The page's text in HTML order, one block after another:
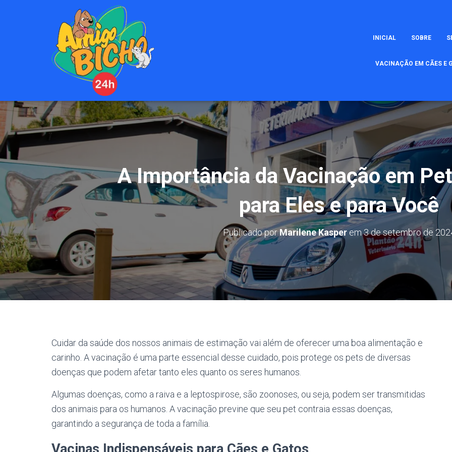
INICIAL SOBRE
VACINAÇÃO EM CÃES E
A Importância da Vacinação em
para Eles e para Você
Publicado porMarilene Kasperem3 de setembro de
Cuidar da saúde dos nossos animais de estimação vai além de oferecer uma boa alimentação e
carinho. A vacinação é uma parte essencial desse cuidado, pois protege os pets de diversas
doenças que podem afetar tanto eles quanto os seres humanos.
Algumas doenças, como a raiva e a leptospirose, são zoonoses, ou seja, podem ser transmitidas
dos animais para os humanos. A vacinação previne que seu pet contraia essas doenças,
garantindo a segurança de toda a família.